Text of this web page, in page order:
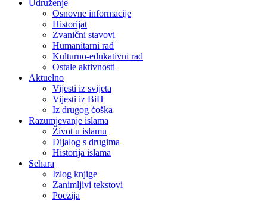
Udruženje
Osnovne informacije
Historijat
Zvanični stavovi
Humanitarni rad
Kulturno-edukativni rad
Ostale aktivnosti
Aktuelno
Vijesti iz svijeta
Vijesti iz BiH
Iz drugog ćoška
Razumjevanje islama
Život u islamu
Dijalog s drugima
Historija islama
Sehara
Izlog knjige
Zanimljivi tekstovi
Poezija